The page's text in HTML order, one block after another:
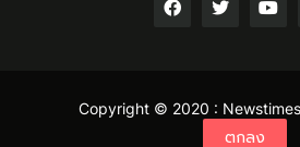
Copyright © 2020 :
ตกลง